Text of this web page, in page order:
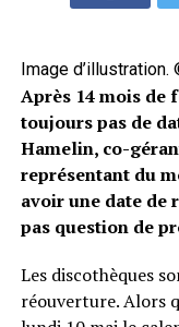
Image
Après 14 mois de
toujours pas de
Hamelin, co-
représentant du
avoir une date de
pas question de
Les discothèques
réouverture. Alors